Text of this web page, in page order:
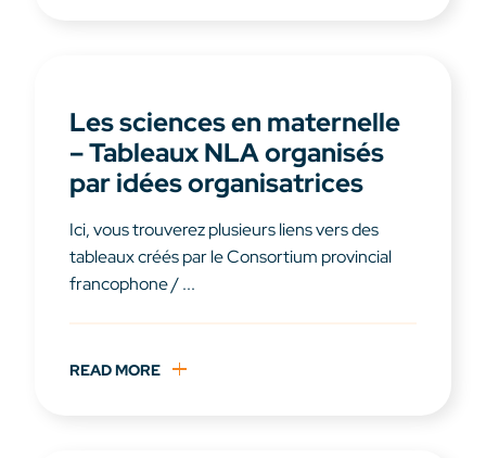
Les sciences en maternelle
– Tableaux NLA organisés
par idées organisatrices
Ici, vous trouverez plusieurs liens vers des
tableaux créés par le Consortium provincial
francophone / ...
READ MORE